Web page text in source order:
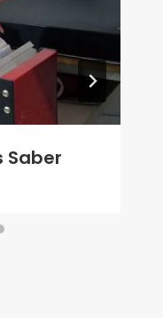
Saber